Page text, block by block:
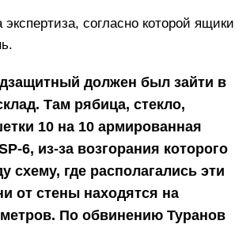
согласно которой ящики
должен был зайти в
Там рябица, стекло,
10 на 10 армированная
6, из-за возгорания которого
где располагались эти
от стены находятся на
По обвинению Туранов